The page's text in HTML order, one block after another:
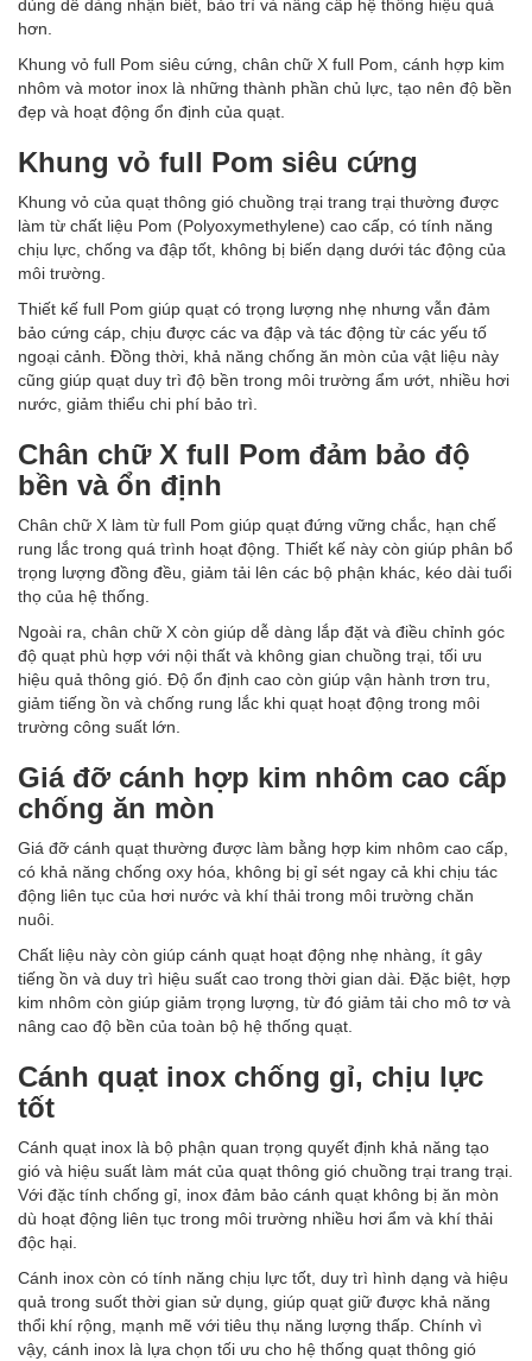
dùng dễ dàng nhận biết, bảo trì và nâng cấp hệ thống hiệu quả
hơn.
Khung vỏ full Pom siêu cứng, chân chữ X full Pom, cánh hợp kim
nhôm và motor inox là những thành phần chủ lực, tạo nên độ bền
đẹp và hoạt động ổn định của quạt.
Khung vỏ full Pom siêu cứng
Khung vỏ của quạt thông gió chuồng trại trang trại thường được
làm từ chất liệu Pom (Polyoxymethylene) cao cấp, có tính năng
chịu lực, chống va đập tốt, không bị biến dạng dưới tác động của
môi trường.
Thiết kế full Pom giúp quạt có trọng lượng nhẹ nhưng vẫn đảm
bảo cứng cáp, chịu được các va đập và tác động từ các yếu tố
ngoại cảnh. Đồng thời, khả năng chống ăn mòn của vật liệu này
cũng giúp quạt duy trì độ bền trong môi trường ẩm ướt, nhiều hơi
nước, giảm thiểu chi phí bảo trì.
Chân chữ X full Pom đảm bảo độ
bền và ổn định
Chân chữ X làm từ full Pom giúp quạt đứng vững chắc, hạn chế
rung lắc trong quá trình hoạt động. Thiết kế này còn giúp phân bổ
trọng lượng đồng đều, giảm tải lên các bộ phận khác, kéo dài tuổi
thọ của hệ thống.
Ngoài ra, chân chữ X còn giúp dễ dàng lắp đặt và điều chỉnh góc
độ quạt phù hợp với nội thất và không gian chuồng trại, tối ưu
hiệu quả thông gió. Độ ổn định cao còn giúp vận hành trơn tru,
giảm tiếng ồn và chống rung lắc khi quạt hoạt động trong môi
trường công suất lớn.
Giá đỡ cánh hợp kim nhôm cao cấp
chống ăn mòn
Giá đỡ cánh quạt thường được làm bằng hợp kim nhôm cao cấp,
có khả năng chống oxy hóa, không bị gỉ sét ngay cả khi chịu tác
động liên tục của hơi nước và khí thải trong môi trường chăn
nuôi.
Chất liệu này còn giúp cánh quạt hoạt động nhẹ nhàng, ít gây
tiếng ồn và duy trì hiệu suất cao trong thời gian dài. Đặc biệt, hợp
kim nhôm còn giúp giảm trọng lượng, từ đó giảm tải cho mô tơ và
nâng cao độ bền của toàn bộ hệ thống quạt.
Cánh quạt inox chống gỉ, chịu lực
tốt
Cánh quạt inox là bộ phận quan trọng quyết định khả năng tạo
gió và hiệu suất làm mát của quạt thông gió chuồng trại trang trại.
Với đặc tính chống gỉ, inox đảm bảo cánh quạt không bị ăn mòn
dù hoạt động liên tục trong môi trường nhiều hơi ẩm và khí thải
độc hại.
Cánh inox còn có tính năng chịu lực tốt, duy trì hình dạng và hiệu
quả trong suốt thời gian sử dụng, giúp quạt giữ được khả năng
thổi khí rộng, mạnh mẽ với tiêu thụ năng lượng thấp. Chính vì
vậy, cánh inox là lựa chọn tối ưu cho hệ thống quạt thông gió